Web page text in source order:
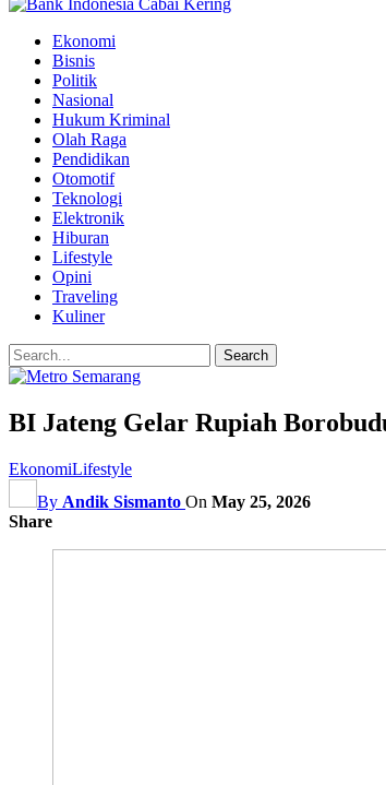
Ekonomi
Bisnis
Politik
Nasional
Hukum Kriminal
Olah Raga
Pendidikan
Otomotif
Teknologi
Elektronik
Hiburan
Lifestyle
Opini
Traveling
Kuliner
BI Jateng Gelar Rupiah
EkonomiLifestyle
By Andik Sismanto On May 25, 2026
Share